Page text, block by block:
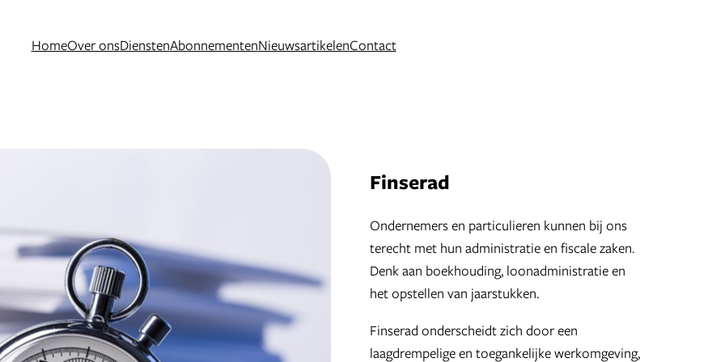
HomeOver onsDienstenAbonnementenNieuwsartikelenContact
Finserad
Ondernemers en particulieren kunnen bij ons
terecht met hun administratie en fiscale zaken.
Denk aan boekhouding, loonadministratie en
het opstellen van jaarstukken.
Finserad onderscheidt zich door een
laagdrempelige en toegankelijke werkomgeving,